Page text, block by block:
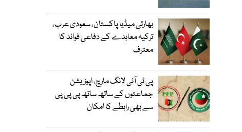
بھارتی میڈیا پاکستان، سعودی عرب،
ترکیہ معاہدے کے دفاعی فوائد کا
معترف
پی ٹی آئی لانگ مارچ، اپوزیشن
جماعتوں کے ساتھ ساتھ پی پی پی
سے بھی رابطے کا امکان